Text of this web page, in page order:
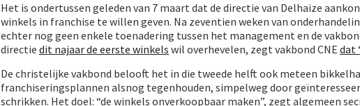
Het is ondertussen geleden van 7 maart dat de directie van Delhaize
winkels in franchise te willen geven. Na zeventien weken van
echter nog geen enkele toenadering tussen het management en de
directie dit najaar de eerste winkels wil overhevelen, zegt vakbond CNE dat
De christelijke vakbond belooft het in die tweede helft ook meteen
franchiseringsplannen alsnog tegenhouden, simpelweg door
schrikken. Het doel: “de winkels onverkoopbaar maken”, zegt algemeen